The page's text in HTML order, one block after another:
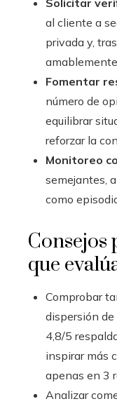
al cliente a
privada y,
Fomentar
número de
equilibrar
reforzar la
Monitoreo
semejantes,
como
Consejos
que
Comprobar
dispersión
4,8/5
inspirar más
apenas en 3
Analizar